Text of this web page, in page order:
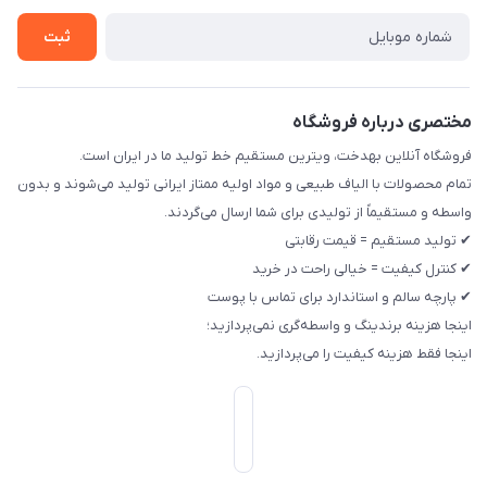
ثبت
مختصری درباره فروشگاه
فروشگاه آنلاین بهدخت، ویترین مستقیم خط تولید ما در ایران است.
تمام محصولات با الیاف طبیعی و مواد اولیه ممتاز ایرانی تولید می‌شوند و بدون
واسطه و مستقیماً از تولیدی برای شما ارسال می‌گردند.
✔ تولید مستقیم = قیمت رقابتی
✔ کنترل کیفیت = خیالی راحت در خرید
✔ پارچه سالم و استاندارد برای تماس با پوست
اینجا هزینه برندینگ و واسطه‌گری نمی‌پردازید؛
اینجا فقط هزینه کیفیت را می‌پردازید.